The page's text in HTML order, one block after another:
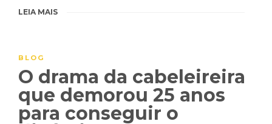
LEIA MAIS
BLOG
O drama da cabeleireira
que demorou 25 anos
para conseguir o